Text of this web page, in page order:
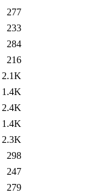
277
233
284
216
2.1K
1.4K
2.4K
1.4K
2.3K
298
247
279